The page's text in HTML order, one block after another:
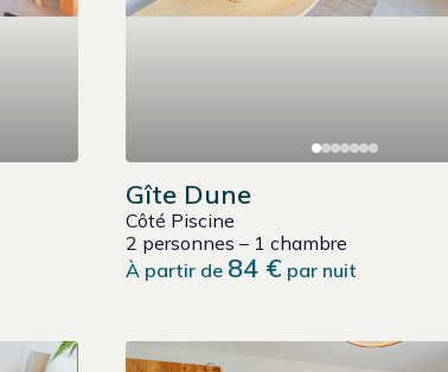
Gîte Dune
Côté Piscine
2 personnes – 1 chambre
À partir de 84 €par nuit